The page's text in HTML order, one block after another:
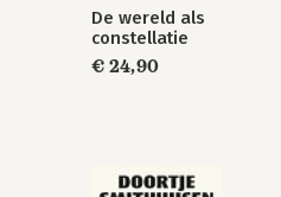
De wereld als
constellatie
€ 24,90